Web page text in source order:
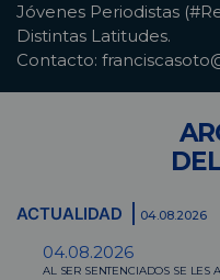
Jóvenes Periodistas
Distintas Latitudes.
Contacto:
ACTUALIDAD 04.08.2026
04.08.2026
AL SER SENTENCIADOS SE LES